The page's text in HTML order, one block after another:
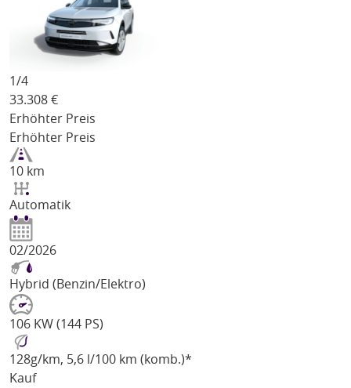
1/4
33.308 €
Erhöhter Preis
Erhöhter Preis
10 km
Automatik
02/2026
Hybrid (Benzin/Elektro)
106 KW (144 PS)
128g/km, 5,6 l/100 km (komb.)*
Kauf